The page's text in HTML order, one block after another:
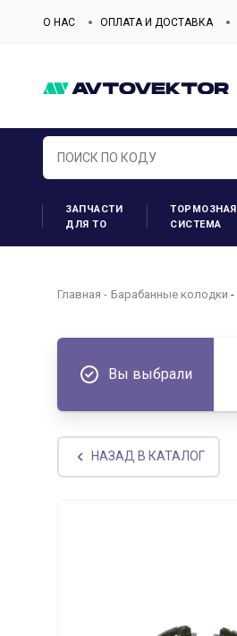
О НАС ОПЛАТА И ДОСТАВКА
ЗАПЧАСТИ
ДЛЯ ТО
ТОРМОЗНАЯ
СИСТЕМА
Главная Барабанные колодки
Вы выбрали
НАЗАД В КАТАЛОГ